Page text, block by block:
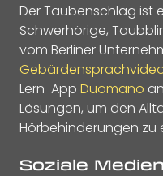
Der Taubenschlag ist
Schwerhörige,
vom Berliner
Lern-App Duomano
Lösungen, um den
Hörbehinderungen zu
Soziale Medien